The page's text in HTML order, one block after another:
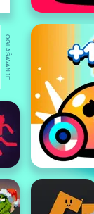
OGLAŠAVANJE